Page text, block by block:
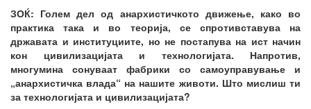
ЗОЌ: Голем дел од анархистичкото движење, како во
практика така и во теорија, се спротивставува на
државата и институциите, но не постапува на ист начин
кон цивилизацијата и технологијата. Напротив,
многумина сонуваат фабрики со самоуправување и
„анархистичка влада“ на нашите животи. Што мислиш ти
за технологијата и цивилизацијата?